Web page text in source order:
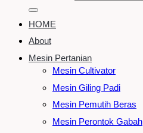
HOME
About
Mesin Pertanian
Mesin Cultivator
Mesin Giling Padi
Mesin Pemutih Beras
Mesin Perontok Gabah